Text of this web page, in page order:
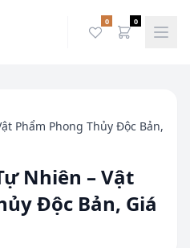
0 0
Phẩm Phong Thủy Độc Bản,
Nhiên – Vật
Độc Bản, Giá